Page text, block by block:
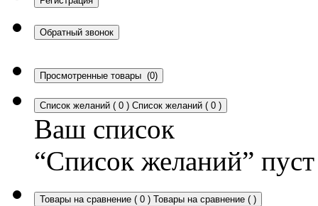
Обратный звонок
Просмотренные товары (0)
Список желаний ( 0 ) Список желаний ( 0 )
Ваш список
“Список желаний” пуст
Товары на сравнение ( 0 ) Товары на сравнение ( )